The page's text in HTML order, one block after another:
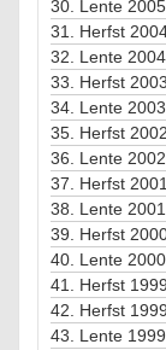
30. Lente 2005
31. Herfst
32. Lente 2004
33. Herfst 2003
34. Lente 2003
35. Herfst 2002
36. Lente 2002
37. Herfst 2001
38. Lente 2001
39. Herfst
40. Lente 2000
41. Herfst
42. Herfst
43. Lente